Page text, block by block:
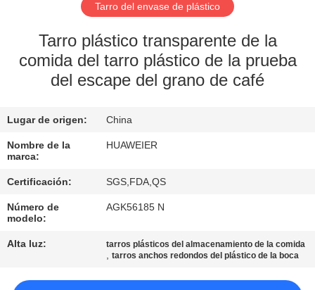
RECORRIDO
POR
LA
FÁBRICA
CONTROL
DE
CALIDAD
CONTACTA
CON
NOSOTROS
Tarro del envase de plástico
Tarro plástico transparente de la
comida del tarro plástico de la prueba
del escape del grano de café
Lugar de origen: China
Nombre de la
marca:
HUAWEIER
Certificación: SGS,FDA,QS
Número de
modelo:
AGK56185 N
Alta luz: tarros plásticos del almacenamiento de la comida
,tarros anchos redondos del plástico de la boca